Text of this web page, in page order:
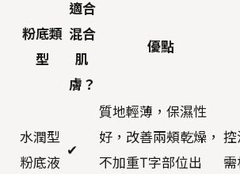
粉底類
型
適合
混合
肌
膚？
優點
水潤型
粉底液
✔
質地輕薄，保濕性
好，改善兩頰乾燥，
不加重T字部位出
控
需